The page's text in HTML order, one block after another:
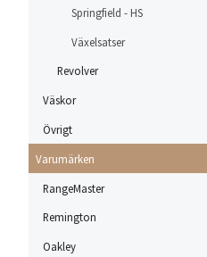
Springfield - HS
Växelsatser
Revolver
Väskor
Övrigt
Varumärken
RangeMaster
Remington
Oakley